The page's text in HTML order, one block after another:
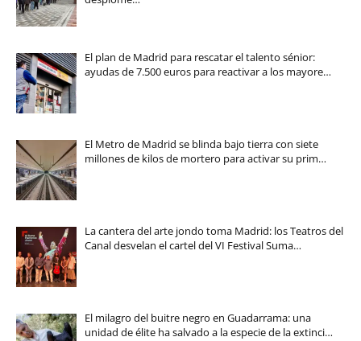
El plan de Madrid para rescatar el talento sénior:
ayudas de 7.500 euros para reactivar a los mayore…
El Metro de Madrid se blinda bajo tierra con siete
millones de kilos de mortero para activar su prim…
La cantera del arte jondo toma Madrid: los Teatros del
Canal desvelan el cartel del VI Festival Suma…
El milagro del buitre negro en Guadarrama: una
unidad de élite ha salvado a la especie de la extinci…